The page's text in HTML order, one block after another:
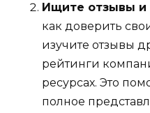
Ищите отзывы и
как доверить
изучите отзывы
рейтинги
ресурсах. Это
полное